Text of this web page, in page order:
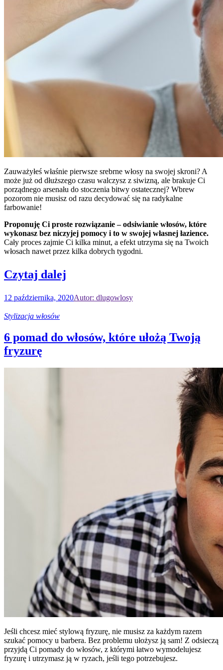
Zauważyłeś właśnie pierwsze srebrne włosy na swojej skroni? A
może już od dłuższego czasu walczysz z siwizną, ale brakuje Ci
porządnego arsenału do stoczenia bitwy ostatecznej? Wbrew
pozorom nie musisz od razu decydować się na radykalne
farbowanie!
Proponuję Ci proste rozwiązanie – odsiwianie włosów, które
wykonasz bez niczyjej pomocy i to w swojej własnej łazience.
Cały proces zajmie Ci kilka minut, a efekt utrzyma się na Twoich
włosach nawet przez kilka dobrych tygodni.
Czytaj dalej
12 października, 2020Autor: dlugowlosy
Stylizacja włosów
6 pomad do włosów, które ułożą Twoją
fryzurę
Jeśli chcesz mieć stylową fryzurę, nie musisz za każdym razem
szukać pomocy u barbera. Bez problemu ułożysz ją sam! Z odsieczą
przyjdą Ci pomady do włosów, z którymi łatwo wymodelujesz
fryzurę i utrzymasz ją w ryzach, jeśli tego potrzebujesz.